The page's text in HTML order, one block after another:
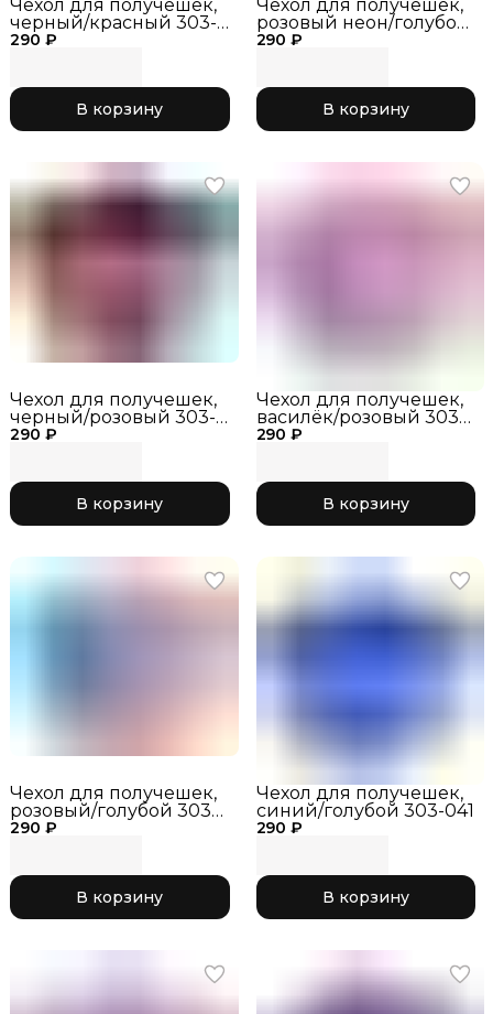
290 ₽
Чехол для получешек,
черный/красный 303-
047
В корзину
290 ₽
Чехол для получешек,
розовый неон/голубой
303-064
В корзину
290 ₽
Чехол для получешек,
черный/розовый 303-
032
В корзину
290 ₽
Чехол для получешек,
василёк/розовый 303-
043
В корзину
290 ₽
Чехол для получешек,
розовый/голубой 303-
034
В корзину
290 ₽
Чехол для получешек,
синий/голубой 303-041
В корзину